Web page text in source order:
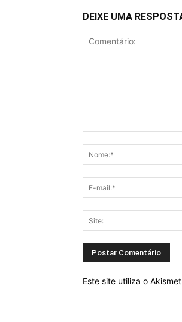
DEIXE UMA
Este site utiliza o